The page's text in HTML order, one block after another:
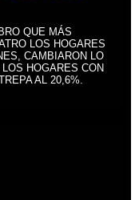
QUE MÁS
LOS HOGARES
CAMBIARON LO
HOGARES CON
AL 20,6%.